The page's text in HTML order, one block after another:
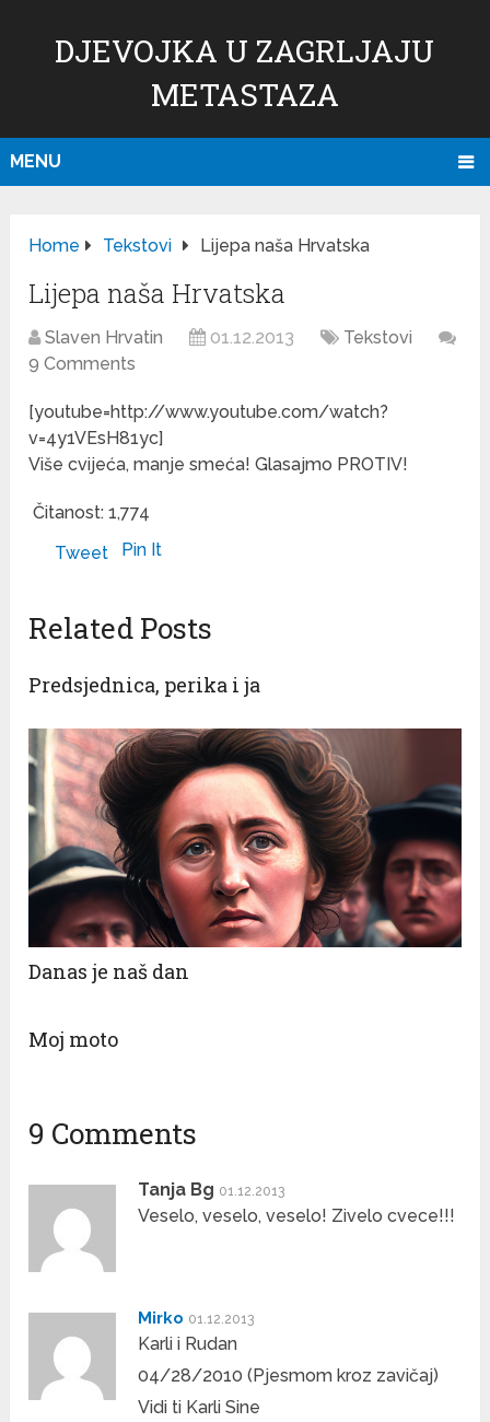
DJEVOJKA U ZAGRLJAJU
METASTAZA
MENU
Home Tekstovi Lijepa naša Hrvatska
Lijepa naša Hrvatska
Slaven Hrvatin 01.12.2013
Tekstovi
9 Comments
[youtube=http://www.youtube.com/watch?
v=4y1VEsH81yc]
Više cvijeća, manje smeća! Glasajmo PROTIV!
Čitanost: 1,774
Tweet
Pin It
Related Posts
Predsjednica, perika i ja
Danas je naš dan
Moj moto
9 Comments
Tanja Bg 01.12.2013
Veselo, veselo, veselo! Zivelo cvece!!!
Mirko 01.12.2013
Karli i Rudan
04/28/2010 (Pjesmom kroz zavičaj)
Vidi ti Karli Sine